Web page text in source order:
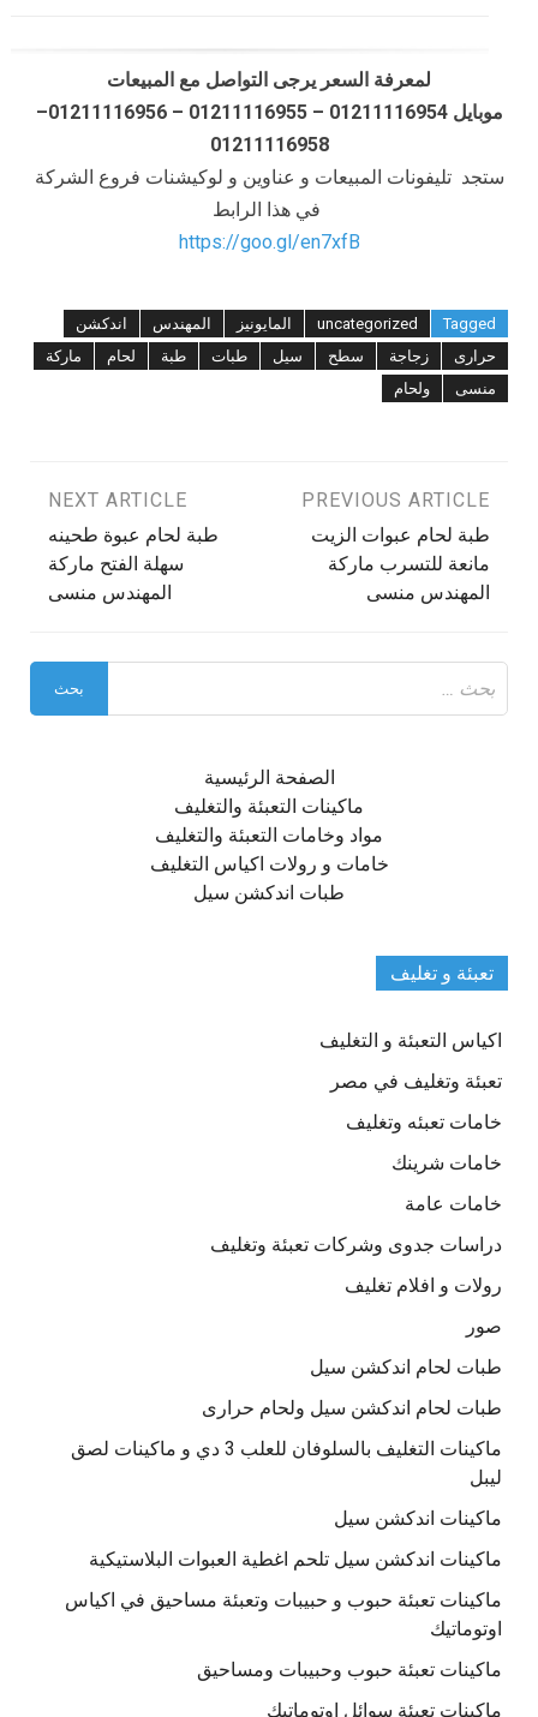
لمعرفة السعر يرجى التواصل مع المبيعات
موبايل 01211116954 – 01211116955 – 01211116956–
01211116958
ستجد تليفونات المبيعات و عناوين و لوكيشنات فروع الشركة
في هذا الرابط
https://goo.gl/en7xfB
Tagged
uncategorized المايونيز المهندس
اندكشن
حرارى
زجاجة سطح سيل طبات طبة لحام
ماركة
منسى
ولحام
تصفّح
المقالات
PREVIOUS ARTICLE
طبة لحام عبوات الزيت
مانعة للتسرب ماركة
المهندس منسى
NEXT ARTICLE
طبة لحام عبوة طحينه
سهلة الفتح ماركة
المهندس منسى
عن:
الصفحة الرئيسية
ماكينات التعبئة والتغليف
مواد وخامات التعبئة والتغليف
خامات و رولات اكياس التغليف
طبات اندكشن سيل
تعبئة و تغليف
اكياس التعبئة و التغليف
تعبئة وتغليف في مصر
خامات تعبئه وتغليف
خامات شرينك
خامات عامة
دراسات جدوى وشركات تعبئة وتغليف
رولات و افلام تغليف
صور
طبات لحام اندكشن سيل
طبات لحام اندكشن سيل ولحام حرارى
ماكينات التغليف بالسلوفان للعلب 3 دي و ماكينات لصق
ليبل
ماكينات اندكشن سيل
ماكينات اندكشن سيل تلحم اغطية العبوات البلاستيكية
ماكينات تعبئة حبوب و حبيبات وتعبئة مساحيق في اكياس
اوتوماتيك
ماكينات تعبئة حبوب وحبيبات ومساحيق
ماكينات تعبئة سوائل اوتوماتيك